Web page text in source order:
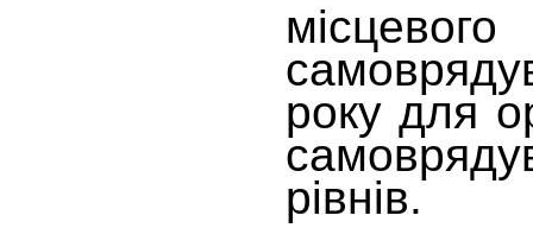
місцевого
року для
рівнів.